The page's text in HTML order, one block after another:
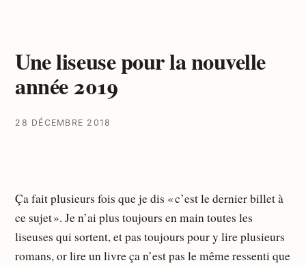
Une liseuse pour la nouvelle
année 2019
28 DÉCEMBRE 2018
Ça fait plusieurs fois que je dis « c’est le dernier billet à
ce sujet ». Je n’ai plus toujours en main toutes les
liseuses qui sortent, et pas toujours pour y lire plusieurs
romans, or lire un livre ça n’est pas le même ressenti que